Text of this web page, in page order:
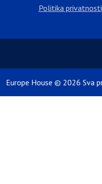
Politika privatnosti
Europe House © 2026 Sva